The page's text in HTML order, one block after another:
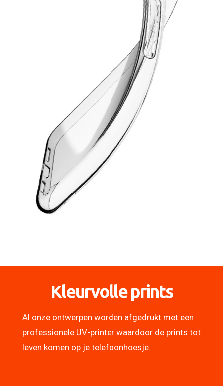
Kleurvolle prints
Al onze ontwerpen worden afgedrukt met een
professionele UV-printer waardoor de prints tot
leven komen op je telefoonhoesje.